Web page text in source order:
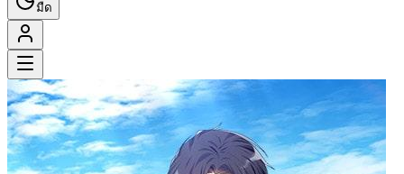
มืด